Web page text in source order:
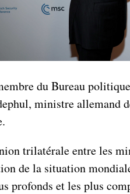
du Bureau
ministre allemand
trilatérale entre les
de la situation
profonds et les plus